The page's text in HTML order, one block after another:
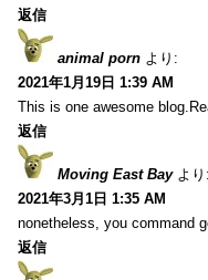
返信
animal porn より:
2021年1月19日 1:39 AM
This is one awesome
返信
Moving East Bay より:
2021年3月1日 1:35 AM
nonetheless, you command
返信